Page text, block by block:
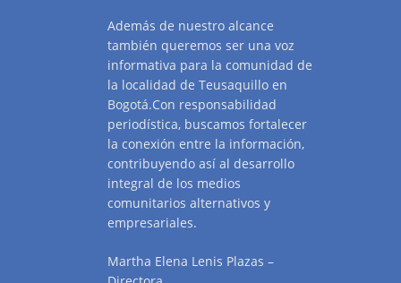
Además de nuestro alcance
también queremos ser una voz
informativa para la comunidad de
la localidad de Teusaquillo en
Bogotá.Con responsabilidad
periodística, buscamos fortalecer
la conexión entre la información,
contribuyendo así al desarrollo
integral de los medios
comunitarios alternativos y
empresariales.
Martha Elena Lenis Plazas –